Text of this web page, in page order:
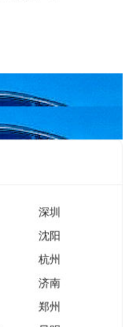
深圳
沈阳
杭州
济南
郑州